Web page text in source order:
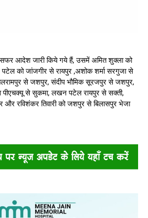
आदेश जारी किये गये हैं, उसमें अमित शुक्ला को
को जांजगीर से रायपुर ,अशोक शर्मा सरगुजा से
से जशपुर, संदीप भौमिक सूरजपुर से जशपुर,
पीएचक्यू से सुकमा, लखन पटेल रायपुर से सक्ती,
और रविशंकर तिवारी को जशपुर से बिलासपुर भेजा